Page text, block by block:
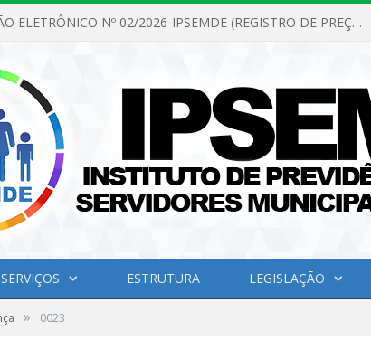
PREGÃO ELETRÔNICO Nº 02/2026-IPSEMDE (REGISTRO DE PREÇOS PARA FUTURA E EVENTUAL AQUISIÇÃO DE MATERIAL DE LIMPEZA E GÊNEROS ALIMENTÍCIOS PARA ATENDER AS NECESSIDADES DO INSTITUTO DE PREVIDÊNCIA SOCIAL DOS SERVIDORES MUNICIPAIS DE DOM ELISEU.)
SERVIÇOS ESTRUTURA LEGISLAÇÃO
» 0023